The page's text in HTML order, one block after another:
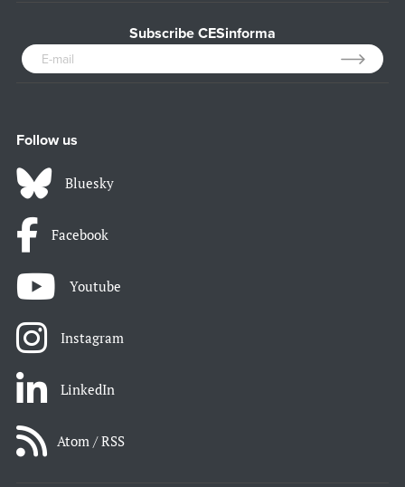
Subscribe CESinforma
Follow us
Bluesky
Facebook
Youtube
Instagram
LinkedIn
Atom / RSS